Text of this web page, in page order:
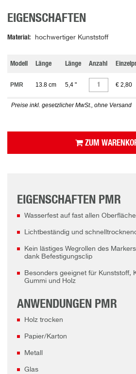
EIGENSCHAFTEN
Material hochwertiger Kunststoff
Modell Länge Länge Anzahl
PMR 13.8 cm 5,4 " € 2,80
Preise inkl. gesetzlicher MwSt., ohne Versand
ZUM
EIGENSCHAFTEN PMR
Wasserfest auf fast allen
Lichtbeständig und
Kein lästiges Wegrollen des
dank Befestigungsclip
Besonders geeignet für Kunststoff,
Gummi und Holz
ANWENDUNGEN PMR
Holz trocken
Papier/Karton
Metall
Glas